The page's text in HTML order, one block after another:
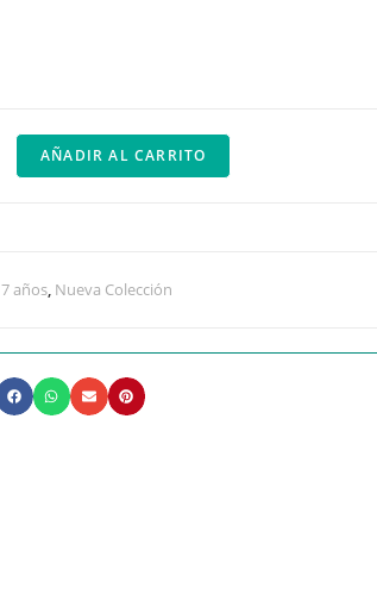
AÑADIR AL CARRITO
7 años, Nueva Colección